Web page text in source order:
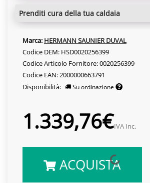
prenditi cura della tua caldaia
Marca: HERMANN SAUNIER DUVAL
Codice DEM: HSD0020256399
Codice Articolo Fornitore: 0020256399
Codice EAN: 2000000663791
Disponibilità:
Su ordinazione
1.339,76€IVA Inc.
ACQUISTA